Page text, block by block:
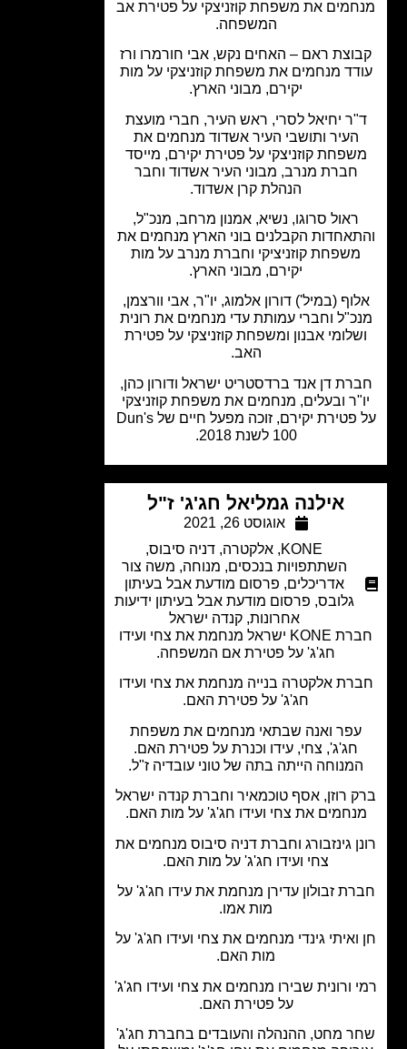
את משפחת קוזניצקי על פטירת אב
המשפחה.
ראם – האחים נקש, אבי חורמרו ורז
מנחמים את משפחת קוזניצקי על מות
יקירם, מבוני הארץ.
יחיאל לסרי, ראש העיר, חברי מועצת
העיר ותושבי העיר אשדוד מנחמים את
קוזניצקי על פטירת יקירם, מייסד
חברת מנרב, מבוני העיר אשדוד וחבר
הנהלת קרן אשדוד.
ראול סרוגו, נשיא, אמנון מרחב, מנכ"ל,
הקבלנים בוני הארץ מנחמים את
קוזניציקי וחברת מנרב על מות
יקירם, מבוני הארץ.
(במיל') דורון אלמוג, יו"ר, אבי וורצמן,
וחברי עמותת עדי מנחמים את רונית
אבנון ומשפחת קוזניצקי על פטירת
דן אנד ברדסטריט ישראל ודורון כהן,
ובעלים, מנחמים את משפחת קוזניצקי
על פטירת יקירם, זוכה מפעל חיים של Dun's
אילנה גמליאל חג'ג' ז"ל
אוגוסט 26, 2021
,אלקטרה,דניה סיבוס,
השתתפויות בנכסים ,מנוחה, משה צור
אדריכלים,פרסום מודעת אבל בעיתון
פרסום מודעת אבל בעיתון ידיעות
אחרונות,קנדה ישראל
חברת KONE ישראל מנחמת את צחי ועידו
חג'ג' על פטירת אם המשפחה.
אלקטרה בנייה מנחמת את צחי ועידו
חג'ג' על פטירת האם.
ואנה שבתאי מנחמים את משפחת
חג'ג', צחי, עידו וכנרת על פטירת האם.
הייתה בתה של טוני עובדיה ז"ל.
רוזן, אסף טוכמאיר וחברת קנדה ישראל
את צחי ועידו חג'ג' על מות האם.
גינזבורג וחברת דניה סיבוס מנחמים את
צחי ועידו חג'ג' על מות האם.
זבולון עדירן מנחמת את עידו חג'ג' על
מות אמו.
גינדי מנחמים את צחי ועידו חג'ג' על
מות האם.
ורונית שבירו מנחמים את צחי ועידו חג'ג'
על פטירת האם.
מחט, ההנהלה והעובדים בחברת חג'ג'